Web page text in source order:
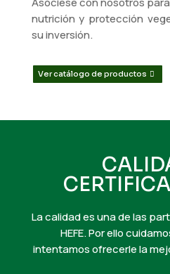
nutrición y protección
su inversión.
Ver catálogo de productos
La calidad es una de las
HEFE. Por ello
intentamos ofrecerle la